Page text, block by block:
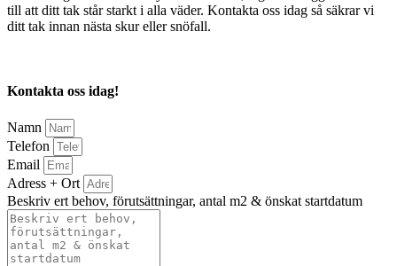
till att ditt tak står starkt i alla väder. Kontakta oss idag så säkrar vi
ditt tak innan nästa skur eller snöfall.
Kontakta oss idag!
Namn
Telefon
Email
Adress + Ort
Beskriv ert behov, förutsättningar, antal m2 & önskat startdatum